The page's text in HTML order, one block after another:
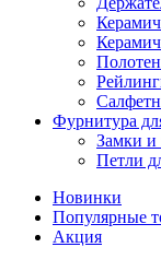
Фурнитура
Замки и
Петли
Новинки
Популярные
Акция